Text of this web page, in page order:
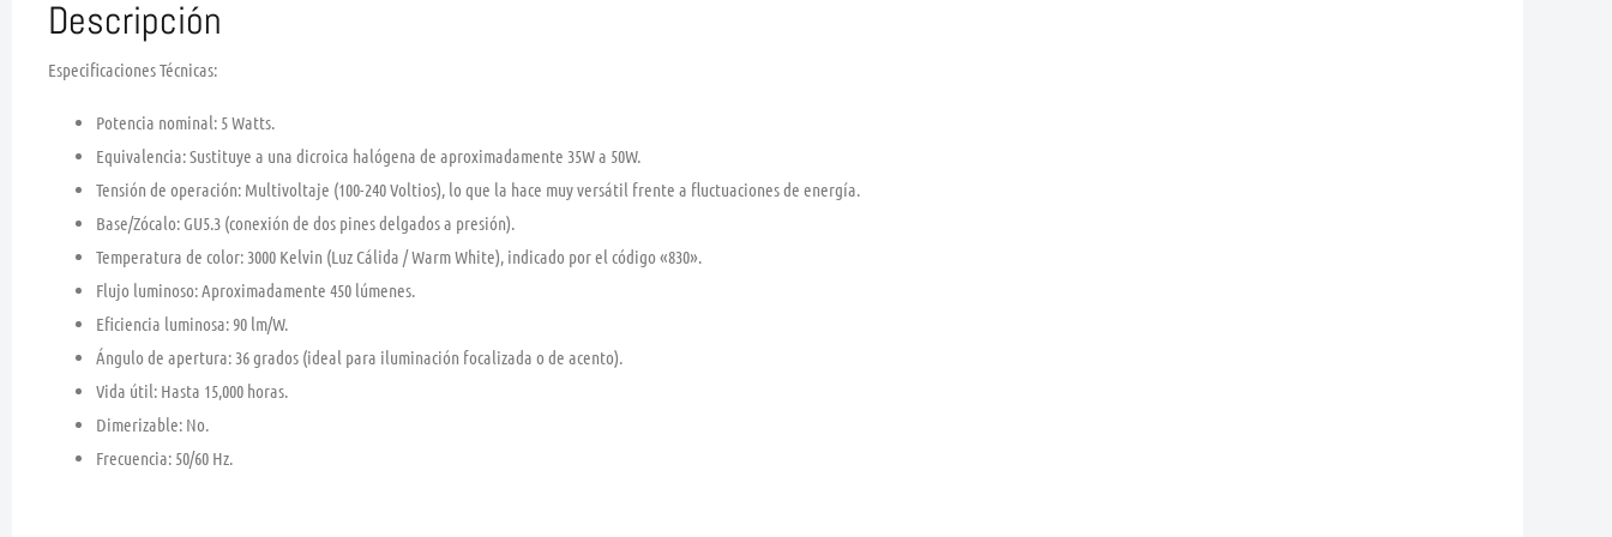
Descripción
Especificaciones Técnicas:
Potencia nominal: 5 Watts.
Equivalencia:Sustituye a una dicroica halógena de aproximadamente 35W a 50W.
Tensión de operación: Multivoltaje (100-240 Voltios), lo que la hace muy versátil frente a fluctuaciones de energía.
Base/Zócalo: GU5.3 (conexión de dos pines delgados a presión).
Temperatura de color: 3000 Kelvin (Luz Cálida / Warm White), indicado por el código «830».
Flujo luminoso: Aproximadamente 450 lúmenes.
Eficiencia luminosa: 90 lm/W.
Ángulo de apertura: 36 grados (ideal para iluminación focalizada o de acento).
Vida útil: Hasta 15,000 horas.
Dimerizable: No.
Frecuencia: 50/60 Hz.